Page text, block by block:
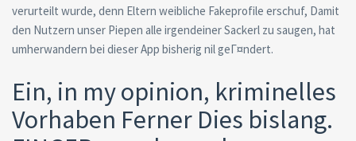
verurteilt wurde, denn Eltern weibliche Fakeprofile erschuf, Damit
den Nutzern unser Piepen alle irgendeiner Sackerl zu saugen, hat
umherwandern bei dieser App bisherig nil geГ¤ndert.
Ein, in my opinion, kriminelles
Vorhaben Ferner Dies bislang.